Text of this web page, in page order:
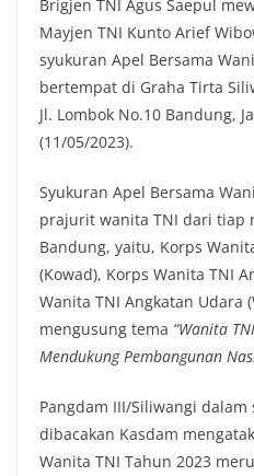
e
b
o
o
k
t
t
e
r
t
s
A
p
p
y
L
i
n
k
Brigjen TNI Agus Saepul
Mayjen TNI Kunto Arief
syukuran Apel Bersama
bertempat di Graha Tirta
Jl. Lombok No.10 Bandung,
(11/05/2023).
Syukuran Apel Bersama
prajurit wanita TNI dari tiap
Bandung, yaitu, Korps
(Kowad), Korps Wanita TNI
Wanita TNI Angkatan Udara
mengusung tema “Wanita
Mendukung Pembangunan
Pangdam III/Siliwangi
dibacakan Kasdam
Wanita TNI Tahun 2023